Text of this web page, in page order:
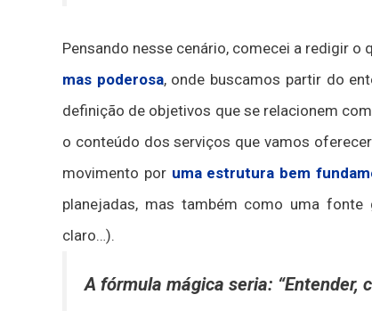
Pensando nesse cenário, comecei a redigir o
mas poderosa, onde buscamos partir do
definição de objetivos que se relacionem
o conteúdo dos serviços que vamos
movimento por uma estrutura bem
planejadas, mas também como uma
claro…).
A fórmula mágica seria: “Entender,